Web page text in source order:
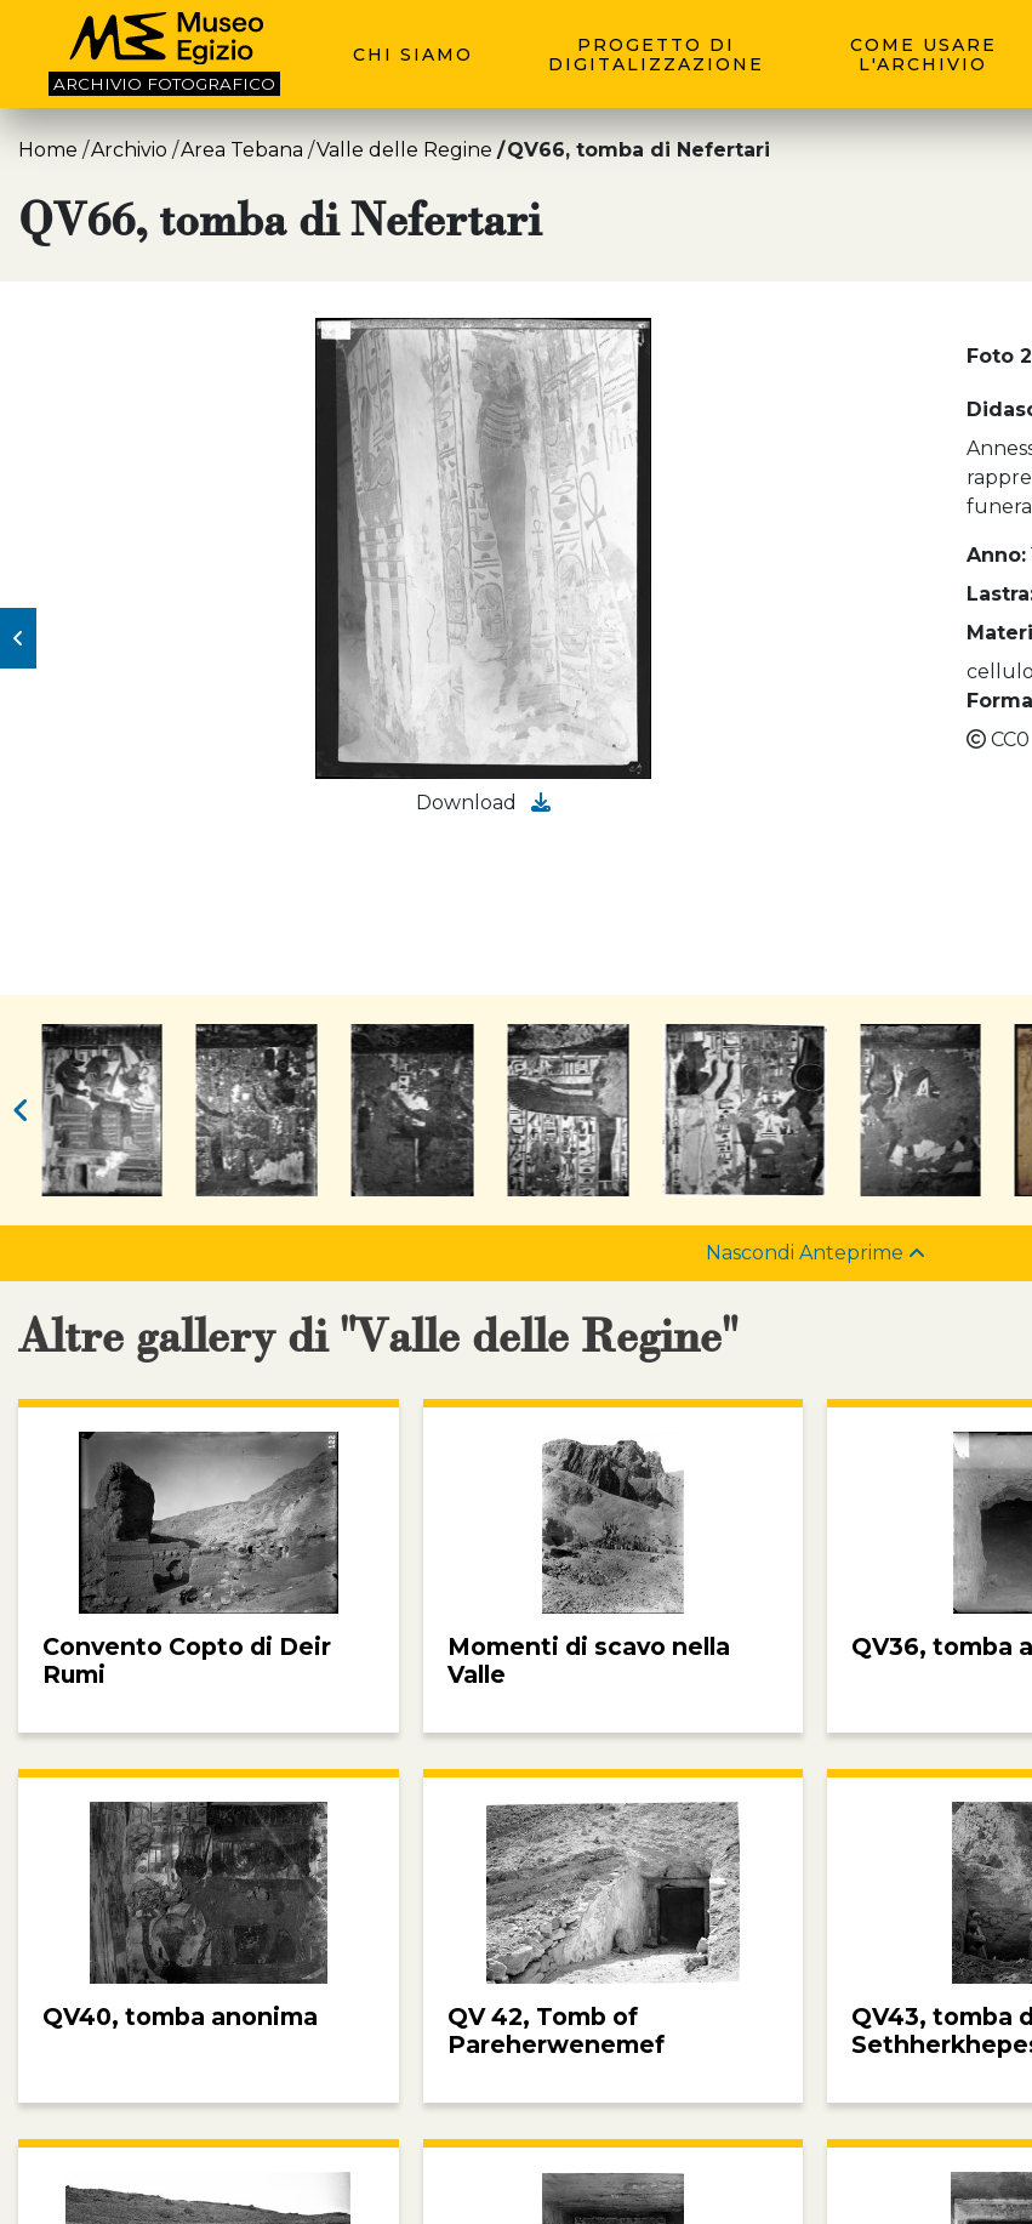
ARCHIVIO FOTOGRAFICO
CHI SIAMO
PROGETTO DI
DIGITALIZZAZIONE
COME USARE
L'ARCHIVIO
Home Archivio Area Tebana Valle delle Regine QV66, tomba di Nefertari
QV66, tomba di Nefertari
Download
Foto
Anno:
CC0
Nascondi Anteprime
Altre gallery di "Valle delle Regine"
Convento Copto di Deir
Rumi
Momenti di scavo nella
Valle
QV36, tomba
QV40, tomba anonima
QV 42, Tomb of
Pareherwenemef
QV43, tomba